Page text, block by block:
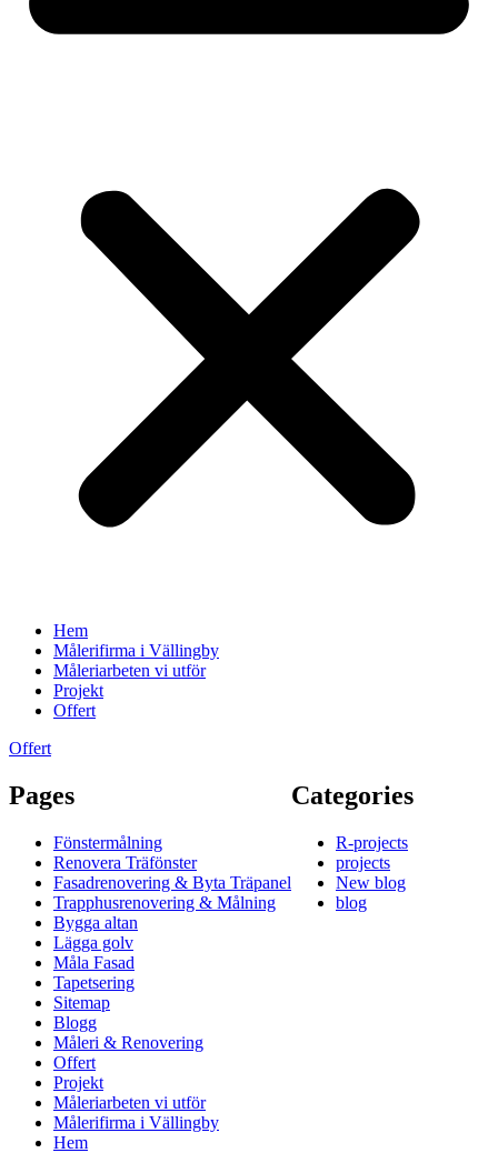
Hem
Målerifirma i Vällingby
Måleriarbeten vi utför
Projekt
Offert
Offert
Pages
Fönstermålning
Renovera Träfönster
Fasadrenovering & Byta Träpanel
Trapphusrenovering & Målning
Bygga altan
Lägga golv
Måla Fasad
Tapetsering
Sitemap
Blogg
Måleri & Renovering
Offert
Projekt
Måleriarbeten vi utför
Målerifirma i Vällingby
Hem
Categories
R-projects
projects
New blog
blog